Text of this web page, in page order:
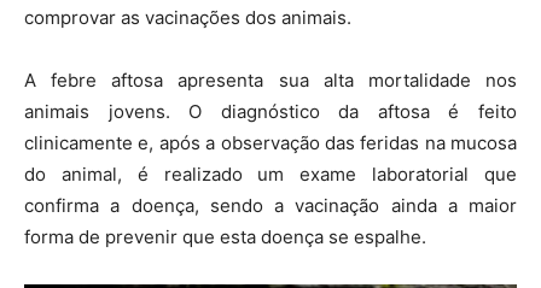
comprovar as vacinações dos animais.
A febre aftosa apresenta sua alta mortalidade nos
animais jovens. O diagnóstico da aftosa é feito
clinicamente e, após a observação das feridas na mucosa
do animal, é realizado um exame laboratorial que
confirma a doença, sendo a vacinação ainda a maior
forma de prevenir que esta doença se espalhe.